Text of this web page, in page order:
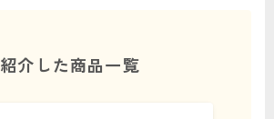
紹介した商品一覧